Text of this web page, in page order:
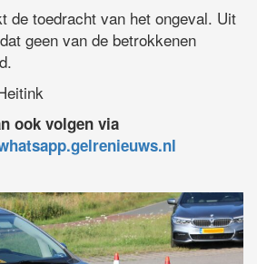
de toedracht van het ongeval. Uit
geen van de betrokkenen
ook volgen via